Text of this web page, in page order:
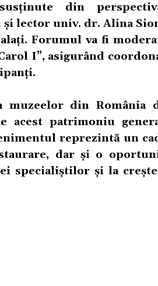
din
lector univ. dr. Alina
Forumul va fi
I”, asigurând
muzeelor din România
patrimoniu
reprezintă un
dar și o
specialiștilor și la